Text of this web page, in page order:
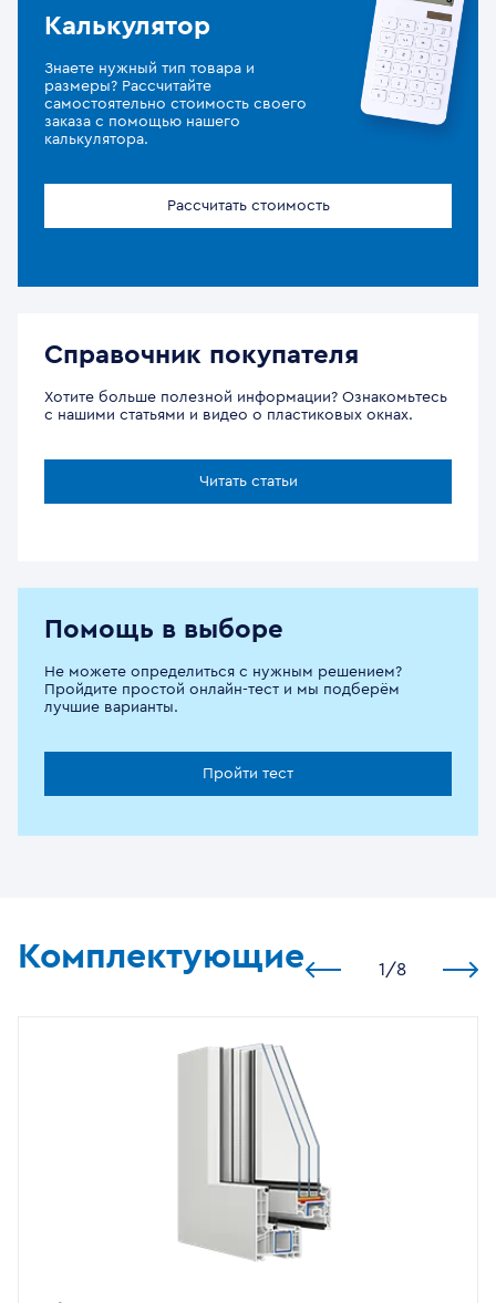
Калькулятор
Знаете нужный тип товара и
размеры? Рассчитайте
самостоятельно стоимость своего
заказа с помощью нашего
калькулятора.
Рассчитать стоимость
Справочник покупателя
Хотите больше полезной информации? Ознакомьтесь
с нашими статьями и видео о пластиковых окнах.
Читать статьи
Помощь в выборе
Не можете определиться с нужным решением?
Пройдите простой онлайн-тест и мы подберём
лучшие варианты.
Пройти тест
Комплектующие 1 /8